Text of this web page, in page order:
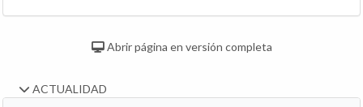
Abrir página en versión completa
ACTUALIDAD